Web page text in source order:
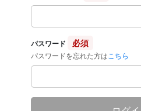
パスワード 必須
パスワードを忘れた方は こちら